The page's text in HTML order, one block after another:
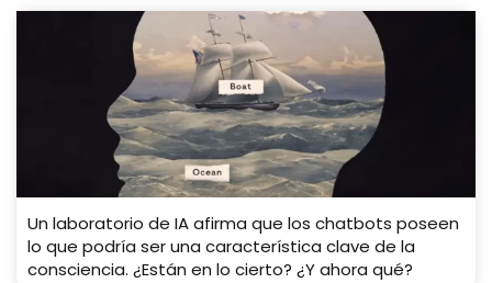
Un laboratorio de IA afirma que los chatbots poseen
lo que podría ser una característica clave de la
consciencia. ¿Están en lo cierto? ¿Y ahora qué?